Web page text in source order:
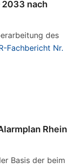
nach
des
Fachbericht Nr.
Rhein
Basis der beim